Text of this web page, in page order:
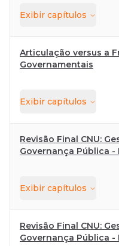
Exibir capítulos
Articulação versus a
Governamentais
Exibir capítulos
Revisão Final CNU:
Governança Pública -
Exibir capítulos
Revisão Final CNU:
Governança Pública -